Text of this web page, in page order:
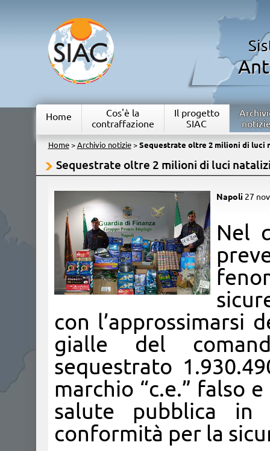
Home
Cos'è la
contraffazione
Il progetto
SIAC
Home> Archivio notizie> Sequestrate oltre 2 milioni di luci
Sequestrate oltre 2 milioni di luci
Napoli 27
​Nel
con l’approssimarsi
gialle del
sequestrato
marchio “c.e.” falso
salute pubblica
conformità per la